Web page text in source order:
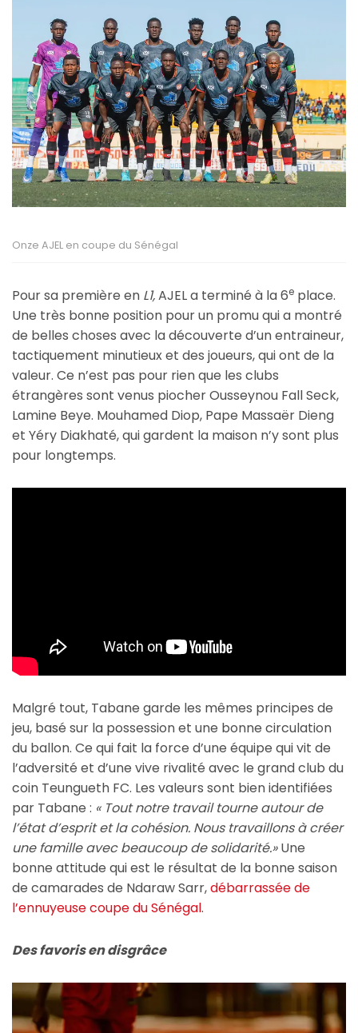
Onze AJEL en coupe du Sénégal
Pour sa première en L1,AJEL a terminé à la 6e place.
Une très bonne position pour un promu qui a montré
de belles choses avec la découverte d’un entraineur,
tactiquement minutieux et des joueurs, qui ont de la
valeur. Ce n’est pas pour rien que les clubs
étrangères sont venus piocher Ousseynou Fall Seck,
Lamine Beye. Mouhamed Diop, Pape Massaër Dieng
et Yéry Diakhaté, qui gardent la maison n’y sont plus
pour longtemps.
Malgré tout, Tabane garde les mêmes principes de
jeu, basé sur la possession et une bonne circulation
du ballon. Ce qui fait la force d’une équipe qui vit de
l’adversité et d’une vive rivalité avec le grand club du
coin Teungueth FC. Les valeurs sont bien identifiées
par Tabane : « Tout notre travail tourne autour de
l’état d’esprit et la cohésion. Nous travaillons à créer
une famille avec beaucoup de solidarité.»Une
bonne attitude qui est le résultat de la bonne saison
de camarades de Ndaraw Sarr,débarrassée de
l’ennuyeuse coupe du Sénégal.
Des favoris en disgrâce